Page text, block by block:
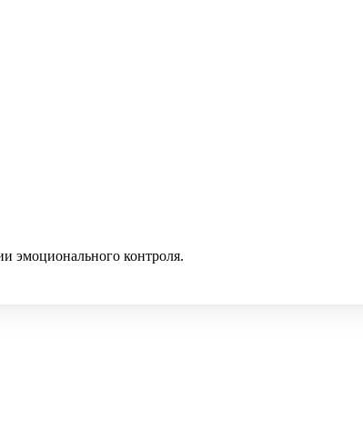
эмоционального контроля.